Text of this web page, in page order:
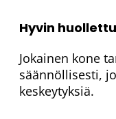
Hyvin
Jokainen kone
säännöllisesti,
keskeytyksiä.